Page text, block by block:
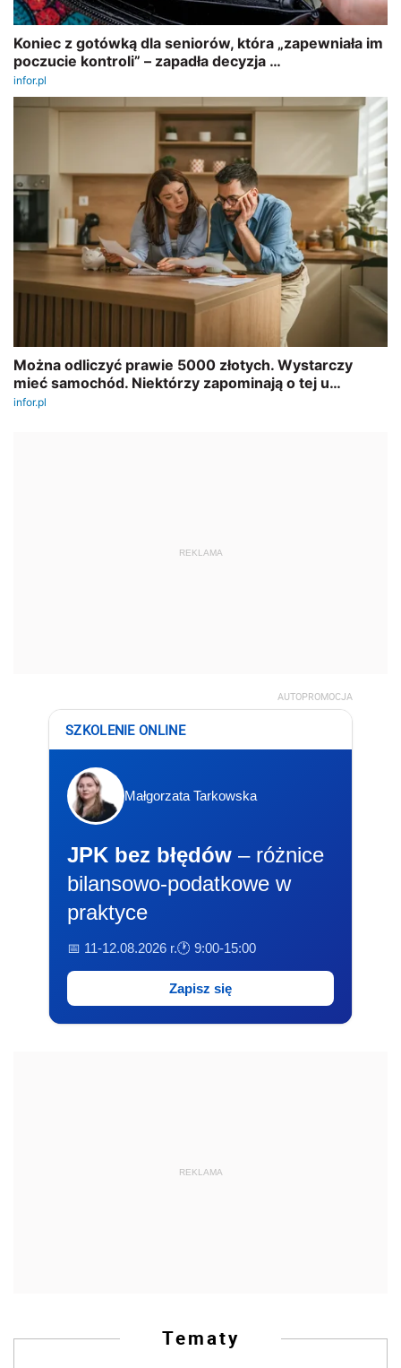
REKLAMA
AUTOPROMOCJA
SZKOLENIE ONLINE
Małgorzata Tarkowska
JPK bez błędów – różnice
bilansowo-podatkowe w
praktyce
📅 11-12.08.2026 r.🕐 9:00-15:00
Zapisz się
REKLAMA
Tematy